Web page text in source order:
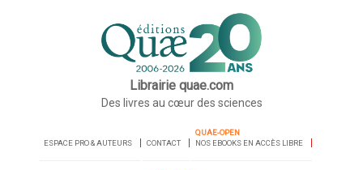
Librairie quae.com
Des livres au cœur des sciences
ESPACE PRO & AUTEURS CONTACT
QUAE-OPEN
NOS EBOOKS EN ACCÈS LIBRE